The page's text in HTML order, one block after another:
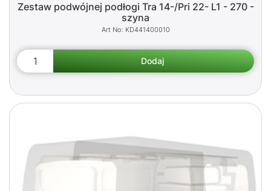
Zestaw podwójnej podłogi Tra 14-/Pri 22- L1 - 270 -
szyna
KD441400010